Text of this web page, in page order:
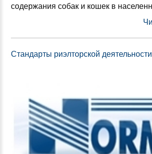
содержания собак и кошек в
Стандарты риэлторской деятельности